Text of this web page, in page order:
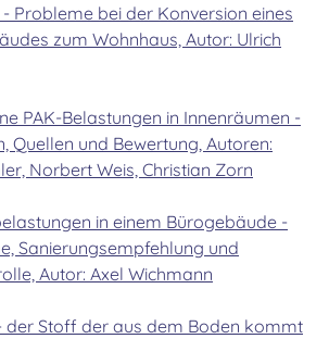
Probleme bei der Konversion eines
zum Wohnhaus, Autor: Ulrich
PAK-Belastungen in Innenräumen -
Quellen und Bewertung, Autoren:
Norbert Weis, Christian Zorn
in einem Bürogebäude -
Sanierungsempfehlung und
Autor: Axel Wichmann
der Stoff der aus dem Boden kommt